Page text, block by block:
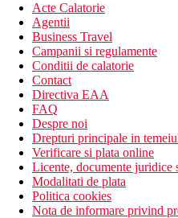
la internet si servicii de
un mini-club si un loc
563 camere
hol cu ​​receptie
salon cu TV
magazin de cadouri
Descrierea plajei
Plaja nisipoasa publica
Sezlonguri si
EUR/set)
Activitati sportive
Gratuit: 4 piscine (1
sezlonguri, saltele si
Acte Calatorie
Agentii
Business Travel
Campanii si regulamente
Conditii de calatorie
Contact
Directiva EAA
FAQ
Despre noi
Drepturi principale in
Verificare si plata online
Licente, documente juridice
Modalitati de plata
Politica cookies
Nota de informare privind